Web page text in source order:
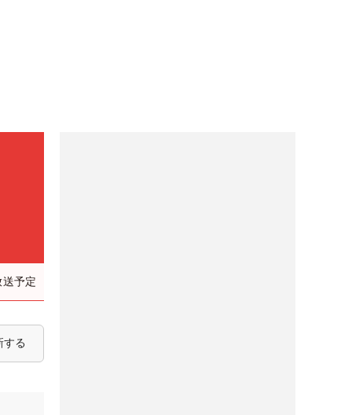
予定
する